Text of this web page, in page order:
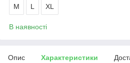
M L XL
В наявності
Опис Характеристики